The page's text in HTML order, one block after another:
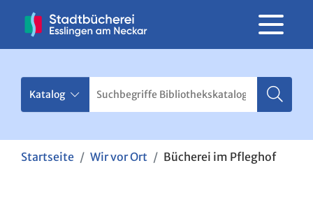
Startseite Wir vor Ort Bücherei im Pfleghof